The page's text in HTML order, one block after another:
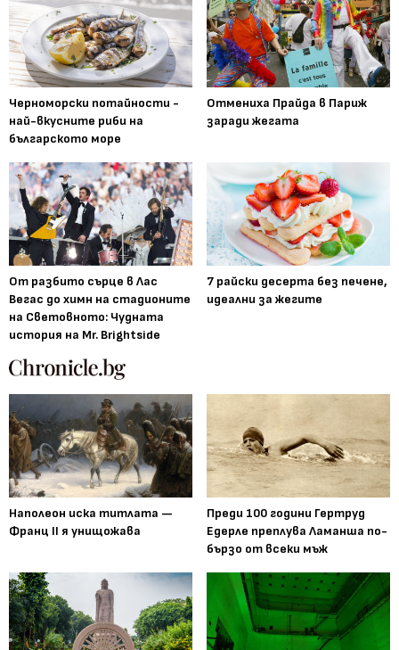
Черноморски потайности -
най-вкусните риби на
българското море
Отмениха Прайда в Париж
заради жегата
От разбито сърце в Лас
Вегас до химн на стадионите
на Световното: Чудната
история на Mr. Brightside
7 райски десерта без печене,
идеални за жегите
Наполеон иска титлата —
Франц II я унищожава
Преди 100 години Гертруд
Едерле преплува Ламанша по-
бързо от всеки мъж